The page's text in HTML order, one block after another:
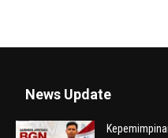
News Update